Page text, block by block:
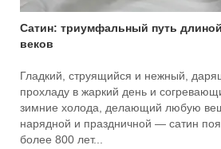
Сатин: триумфальный путь
веков
Гладкий, струящийся и нежный,
прохладу в жаркий день и
зимние холода, делающий любую
нарядной и праздничной — сатин
более 800 лет...